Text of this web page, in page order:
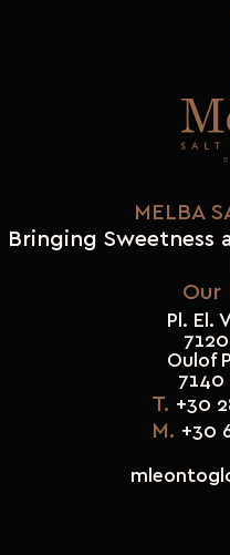
MELBA
Bringing Sweetness
Our
Pl. El.
Oulof
7140
T. +30
M. +30